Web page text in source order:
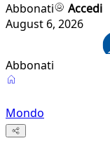
Abbonati
Accedi
August 6, 2026
Abbonati
Mondo